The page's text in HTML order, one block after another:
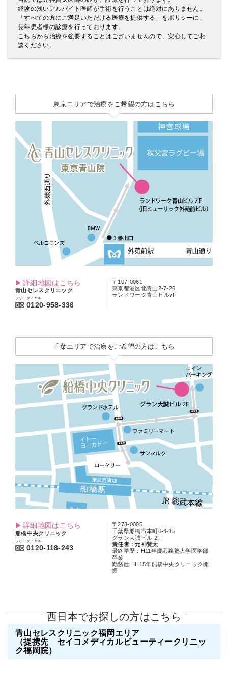
経験の浅いアルバイト医師が手術を行うことは絶対にありません。
「すべての方にご満足いただける医療を提供する」をポリシーに、
長年患者様の診療を行っております。
こちらから治療を強要することはございませんので、安心してご相
談ください。
東京エリアで治療をご希望の方はこちら
詳細地図はこちら
青山セレスクリニック
フリーダイヤル
0120-958-336
〒107-0061
東京都港区北青山2-7-26
ランドワーク青山ビル7F
千葉エリアで治療をご希望の方はこちら
詳細地図はこちら
船橋中央クリニック
フリーダイヤル
0120-118-243
〒273-0005
千葉県船橋市本町6-4-15
グラン大誠ビル 2F
責任者：元神賢太
最終学歴：H11年慶応義塾大学医学部
卒業
勤務歴：H15年船橋中央クリニック開
業
西日本でお探しの方はこちら
青山セレスクリニック福岡エリア
（提携先 セイコメディカルビューティークリニッ
ク福岡院）